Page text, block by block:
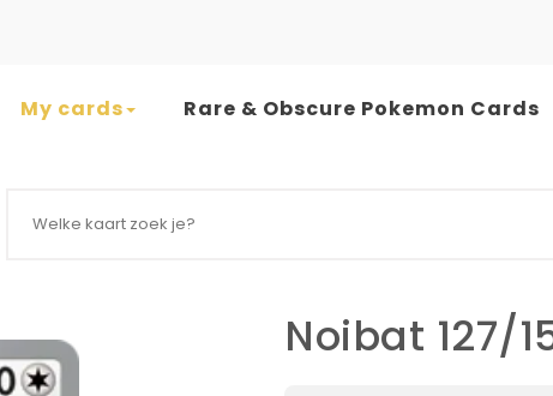
My cards Rare & Obscure Pokemon Cards
Noibat 127/